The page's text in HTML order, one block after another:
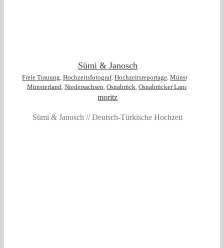
Sümi & Janosch
Freie Trauung, Hochzeitsfotograf, Hochzeitsreportage, Münster
Münsterland,Niedersachsen,Osnabrück,Osnabrücker Land
moritz
Sümi & Janosch // Deutsch-Türkische Hochzeit